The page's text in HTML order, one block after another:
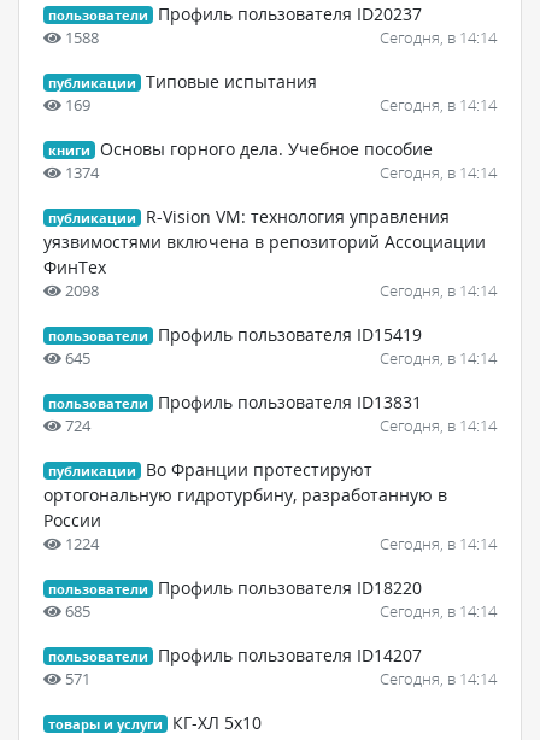
пользователи Профиль пользователя ID20237
1588 Сегодня, в 14:14
публикации Типовые испытания
169 Сегодня, в 14:14
книги Основы горного дела. Учебное пособие
1374 Сегодня, в 14:14
публикации
R-Vision VM: технология управления
уязвимостями включена в репозиторий Ассоциации
ФинТех
2098 Сегодня, в 14:14
пользователи Профиль пользователя ID15419
645 Сегодня, в 14:14
пользователи Профиль пользователя ID13831
724 Сегодня, в 14:14
публикации
Во Франции протестируют
ортогональную гидротурбину, разработанную в
России
1224 Сегодня, в 14:14
пользователи Профиль пользователя ID18220
685 Сегодня, в 14:14
пользователи Профиль пользователя ID14207
571 Сегодня, в 14:14
товары и услуги КГ-ХЛ 5х10